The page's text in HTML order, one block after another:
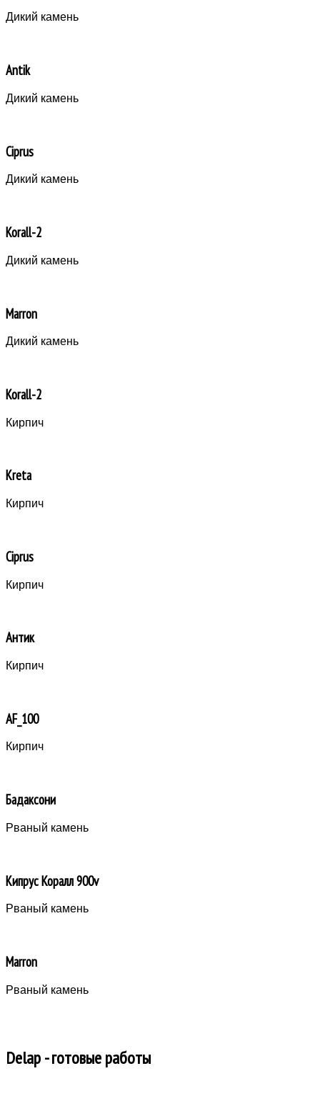
Дикий камень
Antik
Дикий камень
Ciprus
Дикий камень
Korall-2
Дикий камень
Marron
Дикий камень
Korall-2
Кирпич
Kreta
Кирпич
Ciprus
Кирпич
Антик
Кирпич
AF_100
Кирпич
Бадаксони
Рваный камень
Кипрус Коралл 900v
Рваный камень
Marron
Рваный камень
Delap - готовые работы